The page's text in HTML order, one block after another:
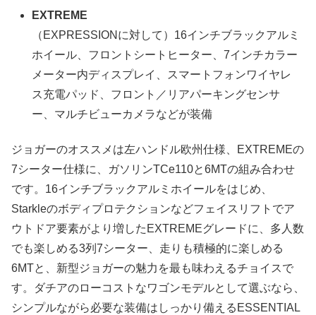
EXTREME
（EXPRESSIONに対して）16インチブラックアルミ
ホイール、フロントシートヒーター、7インチカラー
メーター内ディスプレイ、スマートフォンワイヤレ
ス充電パッド、フロント／リアパーキングセンサ
ー、マルチビューカメラなどが装備
ジョガーのオススメは左ハンドル欧州仕様、EXTREMEの
7シーター仕様に、ガソリンTCe110と6MTの組み合わせ
です。16インチブラックアルミホイールをはじめ、
Starkleのボディプロテクションなどフェイスリフトでア
ウトドア要素がより増したEXTREMEグレードに、多人数
でも楽しめる3列7シーター、走りも積極的に楽しめる
6MTと、新型ジョガーの魅力を最も味わえるチョイスで
す。ダチアのローコストなワゴンモデルとして選ぶなら、
シンプルながら必要な装備はしっかり備えるESSENTIAL